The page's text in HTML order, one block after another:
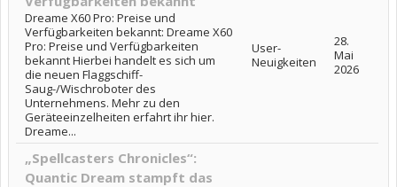
Dreame X60 Pro: Preise und
Verfügbarkeiten bekannt: Dreame X60
Pro: Preise und Verfügbarkeiten
bekannt Hierbei handelt es sich um
die neuen Flaggschiff-
Saug-/Wischroboter des
Unternehmens. Mehr zu den
Geräteeinzelheiten erfahrt ihr hier.
Dreame...
User-
Neuigkeiten
28.
Mai
2026
„Spellcasters Chronicles“:
Quantic Dream stampft das